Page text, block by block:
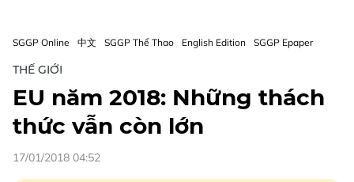
SGGP Online 中文 SGGP Thể Thao English Edition SGGP Epaper
THẾ GIỚI
EU năm 2018: Những thách
thức vẫn còn lớn
17/01/2018 04:52